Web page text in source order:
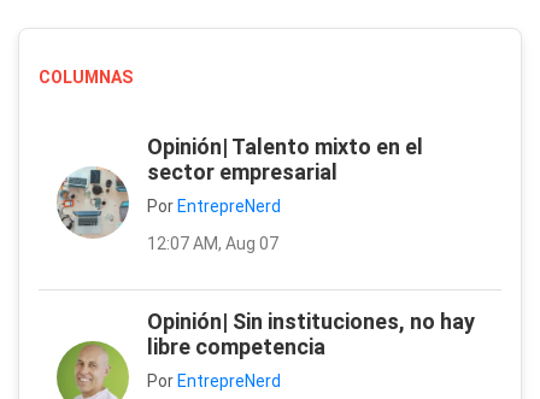
COLUMNAS
Opinión| Talento mixto en el
sector empresarial
Por EntrepreNerd
12:07 AM, Aug 07
Opinión| Sin instituciones, no hay
libre competencia
Por EntrepreNerd